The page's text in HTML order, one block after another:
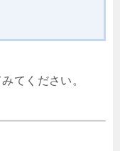
てください。